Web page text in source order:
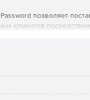
позволяет
клиентов
информации, а